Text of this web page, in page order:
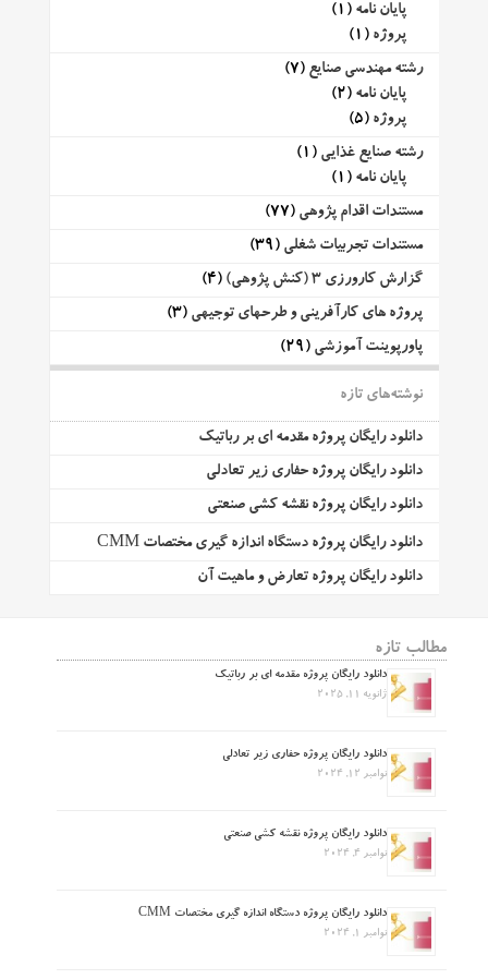
پایان نامه (1)
پروژه (1)
رشته مهندسی صنایع (7)
پایان نامه (2)
پروژه (5)
رشته صنایع غذایی (1)
پایان نامه (1)
مستندات اقدام پژوهی (77)
مستندات تجربیات شغلی (39)
گزارش کارورزی 3 (کنش پژوهی)
(4)
پروژه های کارآفرینی و طرحهای توجیهی (3)
پاورپوینت آموزشی (29)
نوشته‌های تازه
دانلود رایگان پروژه مقدمه ای بر رباتیک
دانلود رایگان پروژه حفاری زیر تعادلی
دانلود رایگان پروژه نقشه کشی صنعتی
دانلود رایگان پروژه دستگاه اندازه گیری مختصات CMM
دانلود رایگان پروژه تعارض و ماهیت آن
مطالب تازه
دانلود رایگان پروژه مقدمه ای بر رباتیک
ژانویه 11, 2025
دانلود رایگان پروژه حفاری زیر تعادلی
نوامبر 12, 2024
دانلود رایگان پروژه نقشه کشی صنعتی
نوامبر 4, 2024
دانلود رایگان پروژه دستگاه اندازه گیری مختصات CMM
نوامبر 1, 2024